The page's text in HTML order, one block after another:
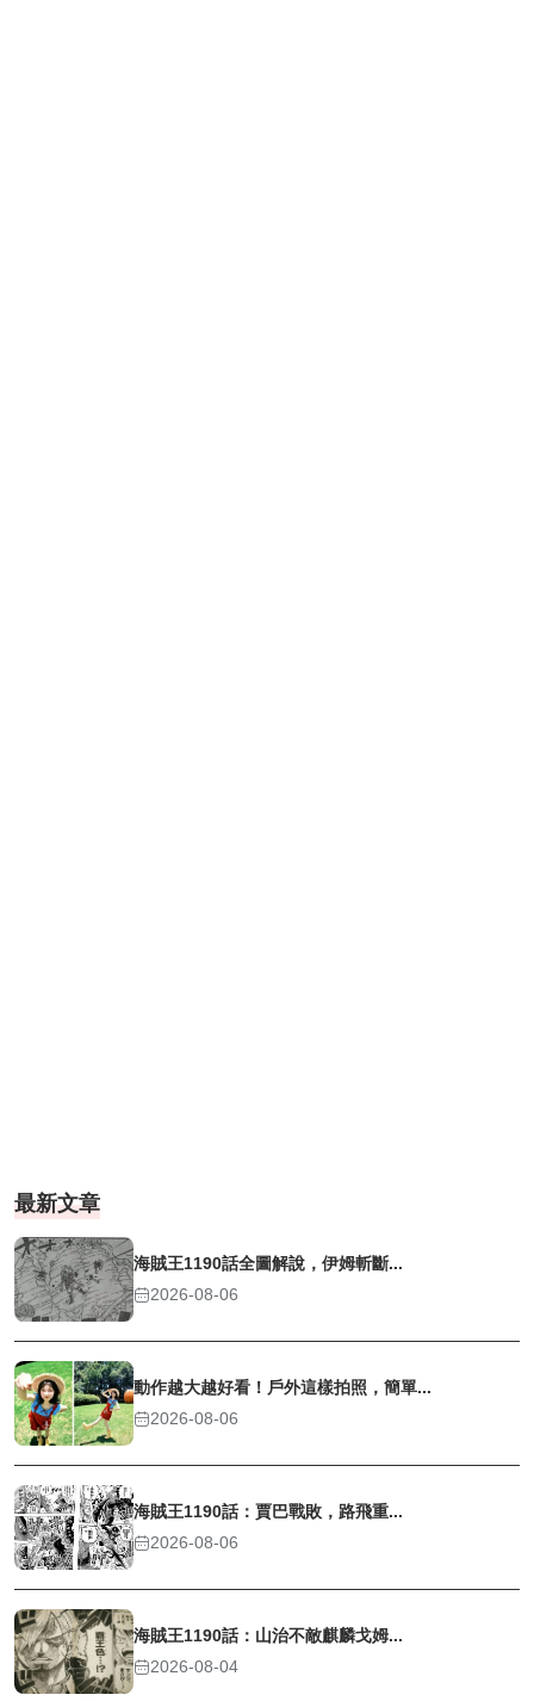
最新文章
海賊王1190話全圖解說，伊姆斬斷...
2026-08-06
動作越大越好看！戶外這樣拍照，簡單...
2026-08-06
海賊王1190話：賈巴戰敗，路飛重...
2026-08-06
海賊王1190話：山治不敵麒麟戈姆...
2026-08-04